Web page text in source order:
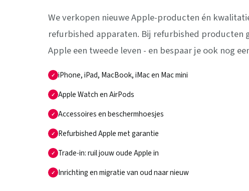
We verkopen nieuwe Apple-producten én
refurbished apparaten. Bij refurbished producten
Apple een tweede leven - en bespaar je ook nog
iPhone, iPad, MacBook, iMac en Mac mini
Apple Watch en AirPods
Accessoires en beschermhoesjes
Refurbished Apple met garantie
Trade-in: ruil jouw oude Apple in
Inrichting en migratie van oud naar nieuw